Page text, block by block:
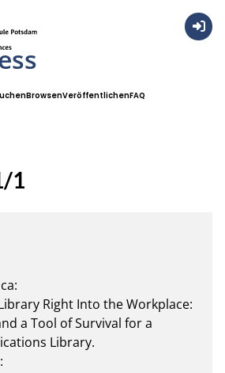
BrowsenVeröffentlichenFAQ
1
Right Into the Workplace:
a Tool of Survival for a
Library.